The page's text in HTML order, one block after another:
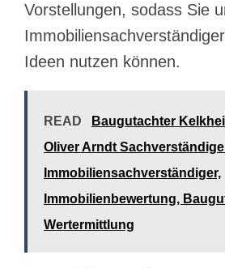
Vorstellungen, sodass Sie
Ideen nutzen können.
READ
Baugutachter
Oliver Arndt
Immobiliensachverständiger,
Immobilienbewertung,
Wertermittlung